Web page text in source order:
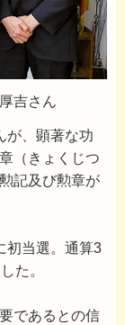
吉さん
が、顕著な功
（きょくじつ
記及び勲章が
初当選。通算3
た。
であるとの信